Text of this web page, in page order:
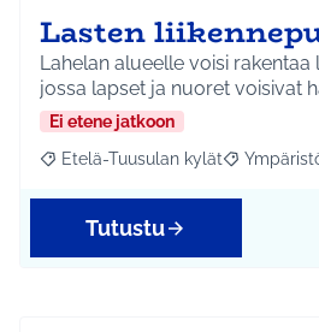
Lasten
Lahelan alueelle voisi rakentaa
jossa lapset ja nuoret voisivat
Ei etene jatkoon
Rajaa tulokset aihepiirin mukaan:
Etelä-Tuusulan kylät Rajaa
Tutustu